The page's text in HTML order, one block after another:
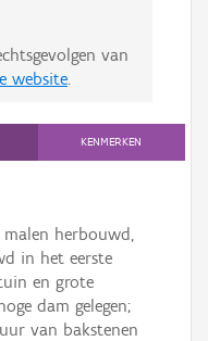
van
website
KENMERKEN
malen herbouwd,
in het eerste
en grote
dam gelegen;
van bakstenen